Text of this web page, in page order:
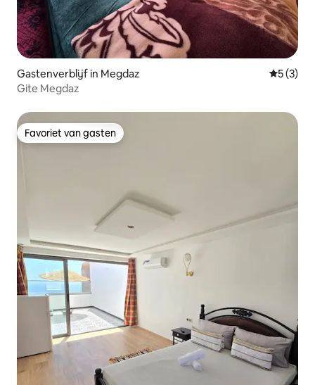
Gastenverblijf in Megdaz
5 (3)
Gite Megdaz
Favoriet van gasten
Favoriet van gasten